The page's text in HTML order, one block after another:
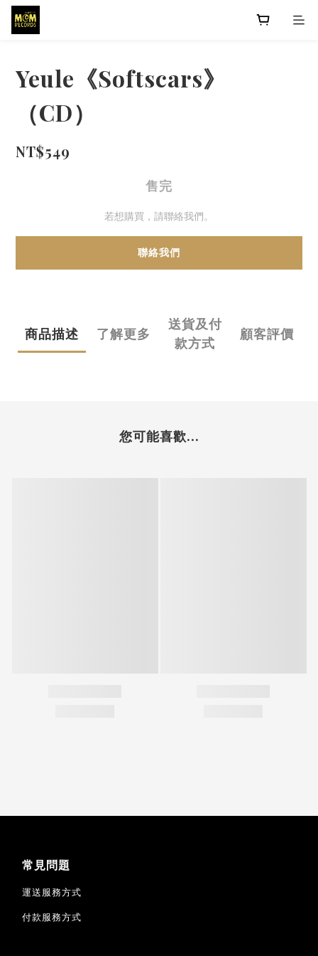
Yeule《Softscars》
（CD）
NT$549
售完
若想購買，請聯絡我們。
聯絡我們
商品描述 了解更多
送貨及付
款方式
顧客評價
您可能喜歡...
常見問題
運送服務方式
付款服務方式